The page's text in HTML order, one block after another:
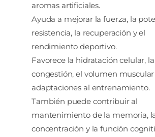
aromas artificiales.
Ayuda a mejorar la fuerza, la
resistencia, la recuperación y el
rendimiento deportivo.
Favorece la hidratación celular, la
congestión, el volumen muscular
adaptaciones al entrenamiento.
También puede contribuir al
mantenimiento de la memoria,
concentración y la función